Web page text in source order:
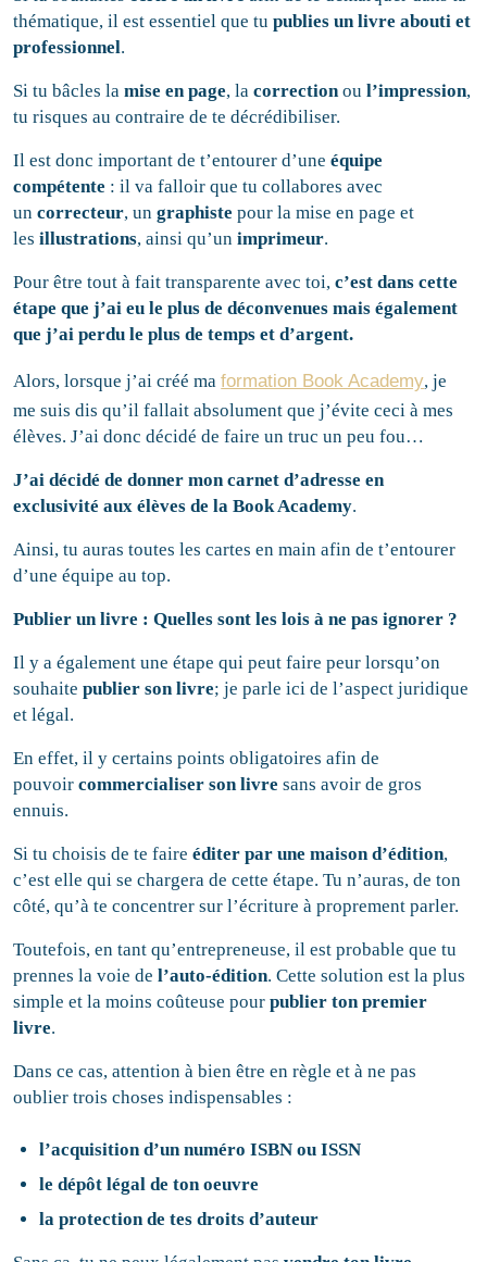
thématique, il est essentiel que tupublies un livre abouti et
professionnel.
Si tu bâcles lamise en page, lacorrection oul’impression,
tu risques au contraire de te décrédibiliser.
Il est donc important de t’entourer d’uneéquipe
compétente : il va falloir que tu collabores avec
uncorrecteur, ungraphiste pour la mise en page et
lesillustrations, ainsi qu’unimprimeur.
Pour être tout à fait transparente avec toi,c’est dans cette
étape que j’ai eu le plus de déconvenues mais également
que j’ai perdu le plus de temps et d’argent.
Alors, lorsque j’ai créé maformation Book Academy, je
me suis dis qu’il fallait absolument que j’évite ceci à mes
élèves. J’ai donc décidé de faire un truc un peu fou…
J’ai décidé de donner mon carnet d’adresse en
exclusivité aux élèves de la Book Academy.
Ainsi, tu auras toutes les cartes en main afin de t’entourer
d’une équipe au top.
Publier un livre : Quelles sont les lois à ne pas ignorer ?
Il y a également une étape qui peut faire peur lorsqu’on
souhaitepublier son livre; je parle ici de l’aspect juridique
et légal.
En effet, il y certains points obligatoires afin de
pouvoircommercialiser son livre sans avoir de gros
ennuis.
Si tu choisis de te faireéditer par une maison d’édition,
c’est elle qui se chargera de cette étape. Tu n’auras, de ton
côté, qu’à te concentrer sur l’écriture à proprement parler.
Toutefois, en tant qu’entrepreneuse, il est probable que tu
prennes la voie del’auto-édition. Cette solution est la plus
simple et la moins coûteuse pourpublier ton premier
livre.
Dans ce cas, attention à bien être en règle et à ne pas
oublier trois choses indispensables :
l’acquisition d’un numéro ISBN ou ISSN
le dépôt légal de ton oeuvre
la protection de tes droits d’auteur